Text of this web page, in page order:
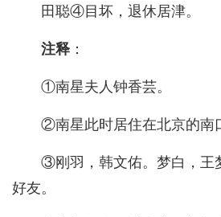
田聪④目坏，退休居津。
注释 ：
①南星夫人钟香芸。
②南星此时居住在北京的南
③刚羽，韩文佑。梦白，王
好友。